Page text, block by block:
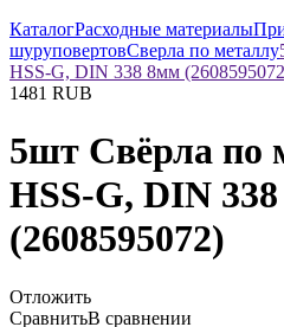
КаталогРасходные материалы
шуруповертовСверла по металлу
HSS-G, DIN 338 8мм
1481 RUB
5шт Свёрла по
HSS-G, DIN
(2608595072)
Отложить
СравнитьВ сравнении